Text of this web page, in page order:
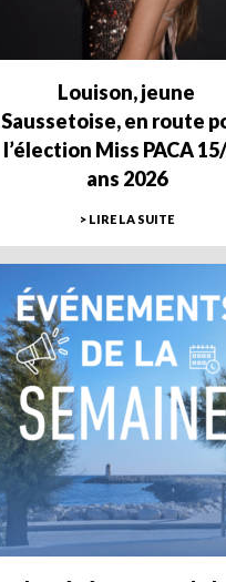
Louison, jeune
Saussetoise, en route
l’élection Miss PACA
ans 2026
> LIRE LA SUITE